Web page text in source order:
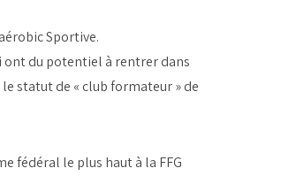
Sportive.
ont du potentiel à rentrer dans
statut de « club formateur » de
fédéral le plus haut à la FFG